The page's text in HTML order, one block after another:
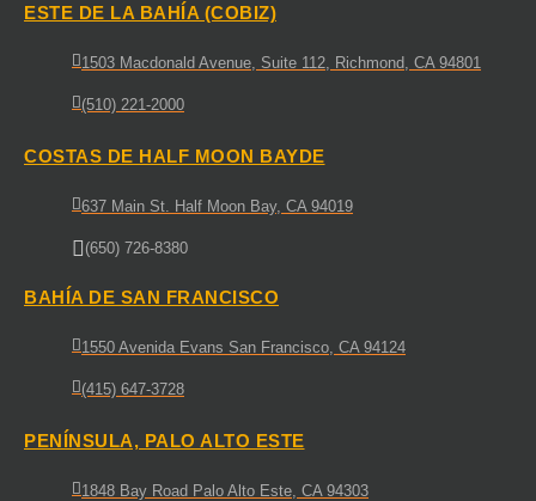
ESTE DE LA BAHÍA (COBIZ)
1503 Macdonald Avenue, Suite 112, Richmond, CA 94801
(510) 221-2000
COSTAS DE HALF MOON BAYDE
637 Main St. Half Moon Bay, CA 94019
(650) 726-8380
BAHÍA DE SAN FRANCISCO
1550 Avenida Evans San Francisco, CA 94124
(415) 647-3728
PENÍNSULA, PALO ALTO ESTE
1848 Bay Road Palo Alto Este, CA 94303